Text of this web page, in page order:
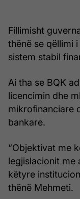
Fillimisht
thënë se qëllimi
sistem stabil
Ai tha se BQK
licencimin dhe
mikrofinanciare
bankare.
“Objektivat me
legjislacionit me
këtyre
thënë Mehmeti.